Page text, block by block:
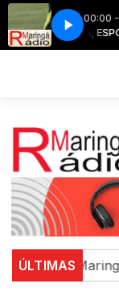
00:00
MÚSICA,
ÚLTIMAS
Em Maringá,